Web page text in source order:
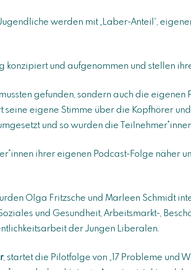
werden mit „Laber-Anteil“,
konzipiert und aufgenommen und stellen
gefunden, sondern auch die
eigene Stimme über die Kopfhörer
und so wurden die
ihrer eigenen Podcast-Folge näher
Olga Fritzsche und Marleen Schmidt
und Gesundheit, Arbeitsmarkt-,
der Jungen Liberalen.
, startet die Pilotfolge von „17 Probleme und